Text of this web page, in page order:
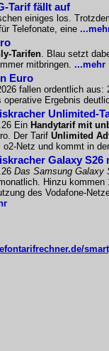
Tarif fällt auf
einiges los.
Telefonate, eine
Tarifen. Blau setzt
mitbringen. ...mehr
Euro
fallen ordentlich
Ergebnis
Unlimited-
Ein Handytarif mit
Der Tarif Unlimited
o2-Netz und kommt in
Galaxy S26
Das Samsung Galaxy
Hinzu
des Vodafone-